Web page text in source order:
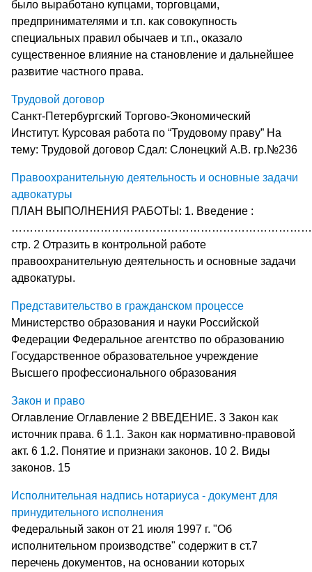
было выработано купцами, торговцами,
предпринимателями и т.п. как совокупность
специальных правил обычаев и т.п., оказало
существенное влияние на становление и дальнейшее
развитие частного права.
Трудовой договор
Санкт-Петербургский Торгово-Экономический
Институт. Курсовая работа по “Трудовому праву” На
тему: Трудовой договор Сдал: Слонецкий А.В. гр.№236
Правоохранительную деятельность и основные задачи
адвокатуры
ПЛАН ВЫПОЛНЕНИЯ РАБОТЫ: 1. Введение :
стр. 2 Отразить в контрольной работе
правоохранительную деятельность и основные задачи
адвокатуры.
Представительство в гражданском процессе
Министерство образования и науки Российской
Федерации Федеральное агентство по образованию
Государственное образовательное учреждение
Высшего профессионального образования
Закон и право
Оглавление Оглавление 2 ВВЕДЕНИЕ. 3 Закон как
источник права. 6 1.1. Закон как нормативно-правовой
акт. 6 1.2. Понятие и признаки законов. 10 2. Виды
законов. 15
Исполнительная надпись нотариуса - документ для
принудительного исполнения
Федеральный закон от 21 июля 1997 г. "Об
исполнительном производстве" содержит в ст.7
перечень документов, на основании которых